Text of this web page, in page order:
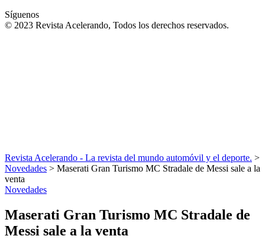
Síguenos
© 2023 Revista Acelerando, Todos los derechos reservados.
Revista Acelerando - La revista del mundo automóvil y el deporte. >
Novedades > Maserati Gran Turismo MC Stradale de Messi sale a la
venta
Novedades
Maserati Gran Turismo MC Stradale de
Messi sale a la venta